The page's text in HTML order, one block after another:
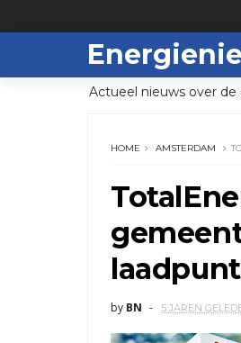
Actueel nieuws over
HOME AMSTERDAM
by BN 5 JAREN